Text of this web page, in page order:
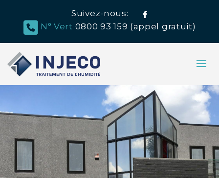
Suivez-nous: Facebook
N° Vert 0800 93 159 (appel gratuit)